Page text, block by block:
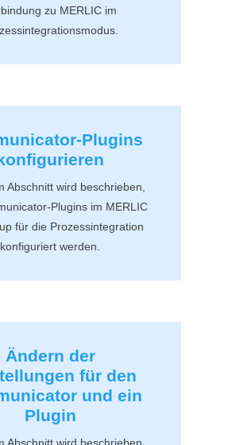
zu MERLICim
-Plugins
Abschnitt wird beschrieben,
-Plugins im MERLIC
für die Prozessintegration
konfiguriert werden.
Ändern der
für den
und ein
Plugin